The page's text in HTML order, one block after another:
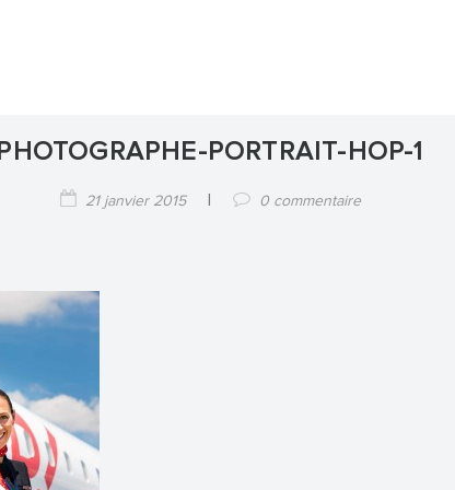
PHOTOGRAPHE-PORTRAIT-HOP-1
21 janvier 2015 0 commentaire